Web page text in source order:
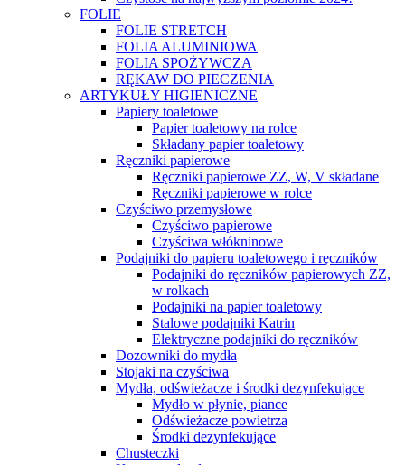
FOLIE
FOLIE STRETCH
FOLIA ALUMINIOWA
FOLIA SPOŻYWCZA
RĘKAW DO PIECZENIA
ARTYKUŁY HIGIENICZNE
Papiery toaletowe
Papier toaletowy na rolce
Składany papier toaletowy
Ręczniki papierowe
Ręczniki papierowe ZZ, W, V składane
Ręczniki papierowe w rolce
Czyściwo przemysłowe
Czyściwo papierowe
Czyściwa włókninowe
Podajniki do papieru toaletowego i ręczników
Podajniki do ręczników papierowych ZZ,
w rolkach
Podajniki na papier toaletowy
Stalowe podajniki Katrin
Elektryczne podajniki do ręczników
Dozowniki do mydła
Stojaki na czyściwa
Mydła, odświeżacze i środki dezynfekujące
Mydło w płynie, piance
Odświeżacze powietrza
Środki dezynfekujące
Chusteczki